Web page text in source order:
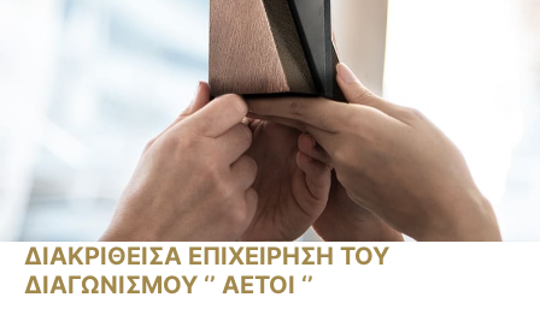
ΔΙΑΚΡΙΘΕΙΣΑ ΕΠΙΧΕΙΡΗΣΗ ΤΟΥ
ΔΙΑΓΩΝΙΣΜΟΥ ‘’ ΑΕΤΟΙ ‘’